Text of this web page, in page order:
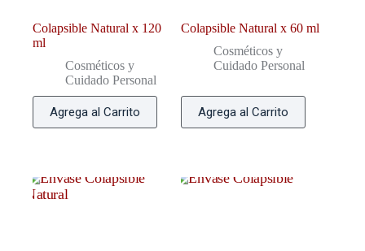
Colapsible Natural x 120
ml
Cosméticos y
Cuidado Personal
Agrega al Carrito
Colapsible Natural x 60 ml
Cosméticos y
Cuidado Personal
Agrega al Carrito